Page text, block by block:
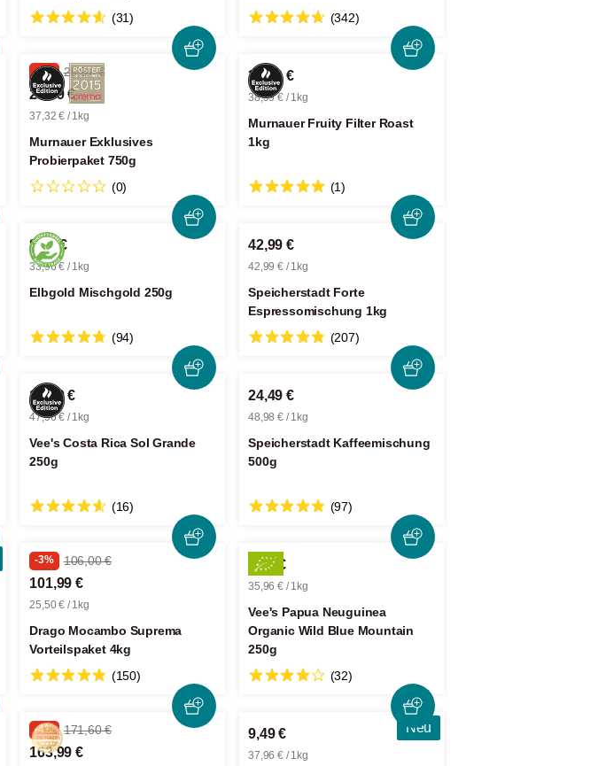
(31)
(342)
-6% 29,97 €
27,99 €
37,32 € / 1kg
Murnauer Exklusives
Probierpaket 750g
(0)
38,99 €
38,99 € / 1kg
Murnauer Fruity Filter Roast
1kg
(1)
8,49 €
33,96 € / 1kg
Elbgold Mischgold 250g
(94)
42,99 €
42,99 € / 1kg
Speicherstadt Forte
Espressomischung 1kg
(207)
11,99 €
47,96 € / 1kg
Vee's Costa Rica Sol Grande
250g
(16)
24,49 €
48,98 € / 1kg
Speicherstadt Kaffeemischung
500g
(97)
-3% 106,00 €
101,99 €
25,50 € / 1kg
Drago Mocambo Suprema
Vorteilspaket 4kg
(150)
8,99 €
35,96 € / 1kg
Vee's Papua Neuguinea
Organic Wild Blue Mountain
250g
(32)
-4% 171,60 €
163,99 €
Neu
9,49 €
37,96 € / 1kg